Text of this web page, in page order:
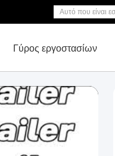
Γύρος εργοστασίων